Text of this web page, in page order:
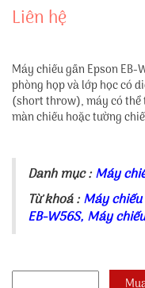
Liên hệ
Máy chiếu gần Epson
phòng họp và lớp học có
(short throw), máy có thể
màn chiếu hoặc tường
Danh mục :Máy
Từ khoá :Máy chiếu
EB-W56S, Máy